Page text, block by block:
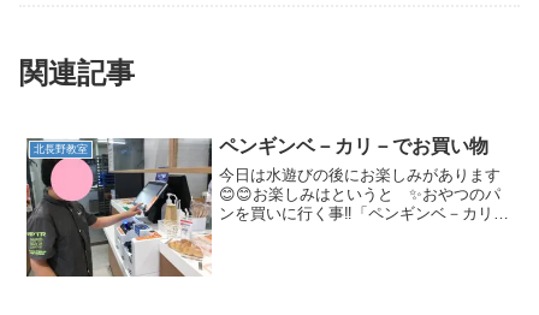
関連記事
北長野教室 ペンギンベ－カリ－でお買い物
今日は水遊びの後にお楽しみがあります
😊😊お楽しみはというと ✨おやつのパ
ンを買いに行く事‼「ペンギンベ－カリ